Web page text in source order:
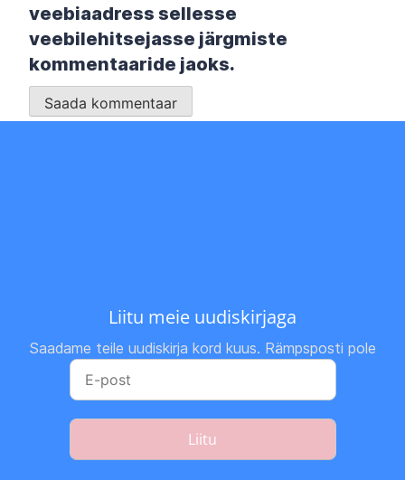
veebiaadress sellesse
veebilehitsejasse järgmiste
kommentaaride jaoks.
Liitu meie uudiskirjaga
Saadame teile uudiskirja kord kuus. Rämpsposti pole
Liitu